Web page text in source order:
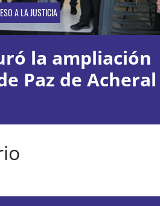
A LA JUSTICIA
la ampliación
Paz de Acheral